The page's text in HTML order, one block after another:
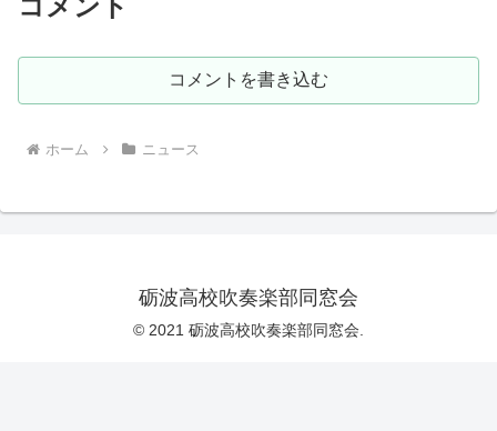
コメント
コメントを書き込む
ホーム ニュース
砺波高校吹奏楽部同窓会
© 2021 砺波高校吹奏楽部同窓会.